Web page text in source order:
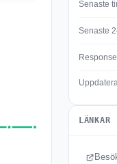
Senaste
Senaste
Response
LÄNKAR